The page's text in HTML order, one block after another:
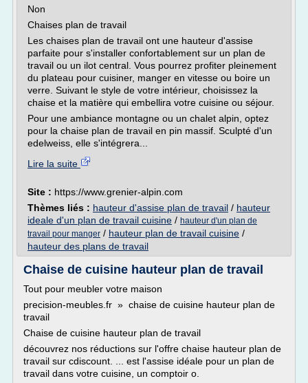
Non
Chaises plan de travail
Les chaises plan de travail ont une hauteur d'assise
parfaite pour s'installer confortablement sur un plan de
travail ou un ilot central. Vous pourrez profiter pleinement
du plateau pour cuisiner, manger en vitesse ou boire un
verre. Suivant le style de votre intérieur, choisissez la
chaise et la matière qui embellira votre cuisine ou séjour.
Pour une ambiance montagne ou un chalet alpin, optez
pour la chaise plan de travail en pin massif. Sculpté d'un
edelweiss, elle s'intégrera...
Lire la suite
Site : https://www.grenier-alpin.com
Thèmes liés : hauteur d'assise plan de travail / hauteur
ideale d'un plan de travail cuisine / hauteur d'un plan de
travail pour manger / hauteur plan de travail cuisine /
hauteur des plans de travail
Chaise de cuisine hauteur plan de travail
Tout pour meubler votre maison
precision-meubles.fr » chaise de cuisine hauteur plan de
travail
Chaise de cuisine hauteur plan de travail
découvrez nos réductions sur l'offre chaise hauteur plan de
travail sur cdiscount. ... est l'assise idéale pour un plan de
travail dans votre cuisine, un comptoir o.